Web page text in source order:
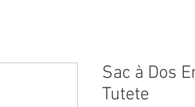
Sac à Dos
Tutete